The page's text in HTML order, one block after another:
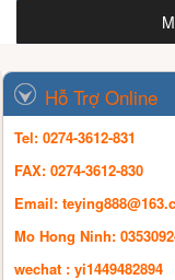
Hỗ Trợ Online
Tel: 0274-3612-831
FAX: 0274-3612-830
Email:
Mo Hong Ninh:
wechat : yi1449482894